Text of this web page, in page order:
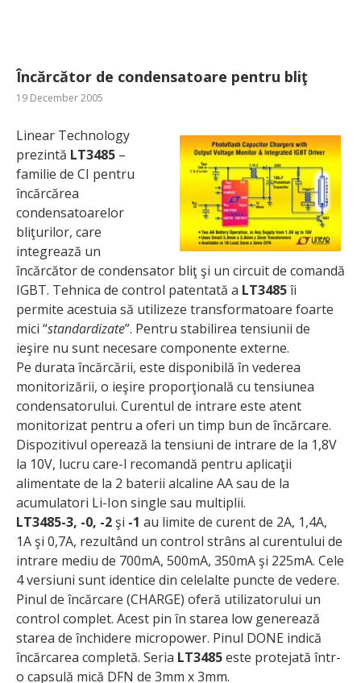
Încărcător de condensatoare pentru bliţ
19 December 2005
Linear Technology
prezintă LT3485 –
familie de CI pentru
încărcărea
condensatoarelor
bliţurilor, care
integrează un
încărcător de condensator bliţ şi un circuit de comandă
IGBT. Tehnica de control patentată a LT3485îi
permite acestuia să utilizeze transformatoare foarte
mici “standardizate”. Pentru stabilirea tensiunii de
ieşire nu sunt necesare componente externe.
Pe durata încărcării, este disponibilă în vederea
monitorizării, o ieşire proporţională cu tensiunea
condensatorului. Curentul de intrare este atent
monitorizat pentru a oferi un timp bun de încărcare.
Dispozitivul operează la tensiuni de intrare de la 1,8V
la 10V, lucru care-l recomandă pentru aplicaţii
alimentate de la 2 baterii alcaline AA sau de la
acumulatori Li-Ion single sau multiplii.
LT3485-3, -0, -2şi -1 au limite de curent de 2A, 1,4A,
1A şi 0,7A, rezultând un control strâns al curentului de
intrare mediu de 700mA, 500mA, 350mA şi 225mA. Cele
4 versiuni sunt identice din celelalte puncte de vedere.
Pinul de încărcare (CHARGE) oferă utilizatorului un
control complet. Acest pin în starea low generează
starea de închidere micropower. Pinul DONE indică
încărcarea completă. Seria LT3485este protejată într-
o capsulă mică DFN de 3mm x 3mm.